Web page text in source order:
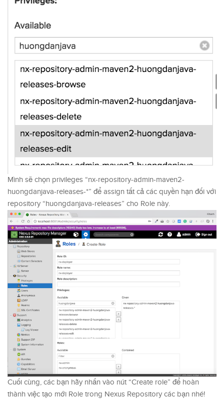
Mình sẽ chọn privileges “nx-repository-admin-maven2-
huongdanjava-releases-*” để assign tất cả các quyền hạn đối với
repository “huongdanjava-releases” cho Role này.
Cuối cùng, các bạn hãy nhấn vào nút “Create role” để hoàn
thành việc tạo mới Role trong Nexus Repository các bạn nhé!